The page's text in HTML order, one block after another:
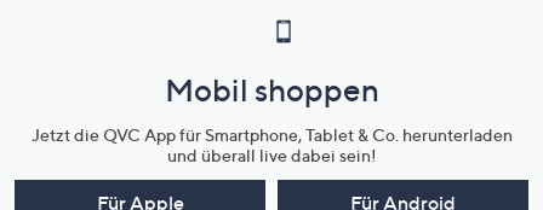
Mobil shoppen
Jetzt die QVC App für Smartphone, Tablet & Co. herunterladen
und überall live dabei sein!
Für Apple Für Android